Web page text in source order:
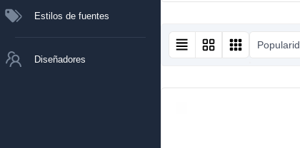
Estilos de fuentes
Diseñadores